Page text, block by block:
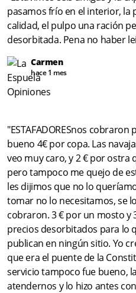
pasamos frío en el interior, la
calidad, el pulpo una ración
desorbitada. Pena no haber
Carmen
hace 1 mes
"ESTAFADORESnos
bueno 4€ por copa. Las
veo muy caro, y 2 € por ostra
pero tampoco me quejo de
les dijimos que no lo
tomar no lo necesitamos, se
cobraron. 3 € por un mosto y
precios desorbitados para lo
publican en ningún sitio. Yo
que era el puente de la
servicio tampoco fue bueno,
atendernos y lo hizo antes